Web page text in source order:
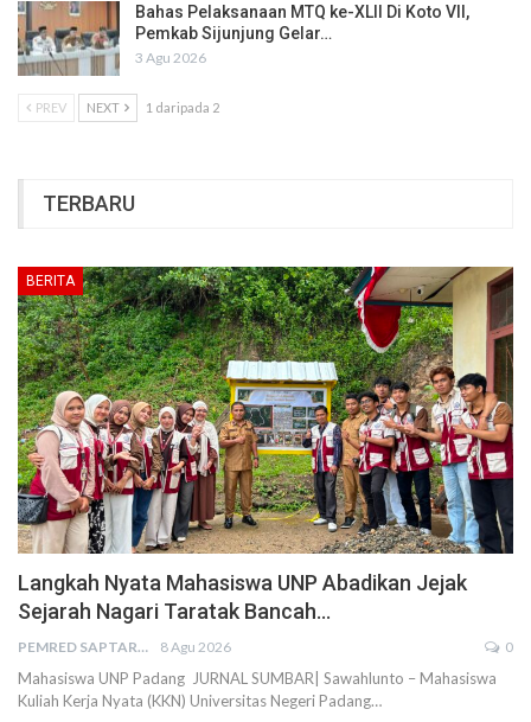
Bahas Pelaksanaan MTQ ke-XLII Di Koto VII,
Pemkab Sijunjung Gelar…
3 Agu 2026
PREV NEXT 1 daripada 2
TERBARU
BERITA
Langkah Nyata Mahasiswa UNP Abadikan Jejak
Sejarah Nagari Taratak Bancah…
PEMRED SAPTARIUS 8 Agu 2026 0
Mahasiswa UNP Padang JURNAL SUMBAR| Sawahlunto – Mahasiswa
Kuliah Kerja Nyata (KKN) Universitas Negeri Padang…